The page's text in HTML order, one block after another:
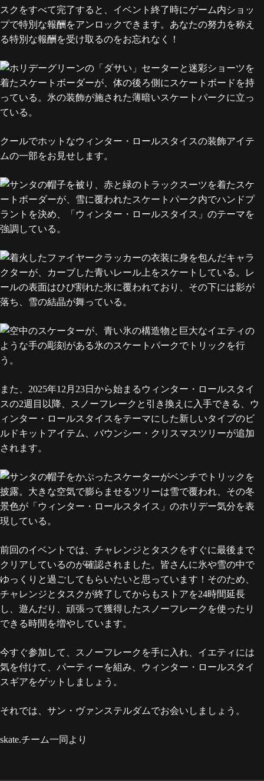
スクをすべて完了すると、イベント終了時にゲーム内ショッ
プで特別な報酬をアンロックできます。あなたの努力を称え
る特別な報酬を受け取るのをお忘れなく！
クールでホットなウィンター・ロールスタイスの装飾アイテ
ムの一部をお見せします。
また、2025年12月23日から始まるウィンター・ロールスタイ
スの2週目以降、スノーフレークと引き換えに入手できる、ウ
ィンター・ロールスタイスをテーマにした新しいタイプのビ
ルドキットアイテム、バウンシー・クリスマスツリーが追加
されます。
前回のイベントでは、チャレンジとタスクをすぐに最後まで
クリアしているのが確認されました。皆さんに氷や雪の中で
ゆっくりと過ごしてもらいたいと思っています！そのため、
チャレンジとタスクが終了してからもストアを24時間延長
し、遊んだり、頑張って獲得したスノーフレークを使ったり
できる時間を増やしています。
今すぐ参加して、スノーフレークを手に入れ、イエティには
気を付けて、パーティーを組み、ウィンター・ロールスタイ
スギアをゲットしましょう。
それでは、サン・ヴァンステルダムでお会いしましょう。
skate.チーム一同より